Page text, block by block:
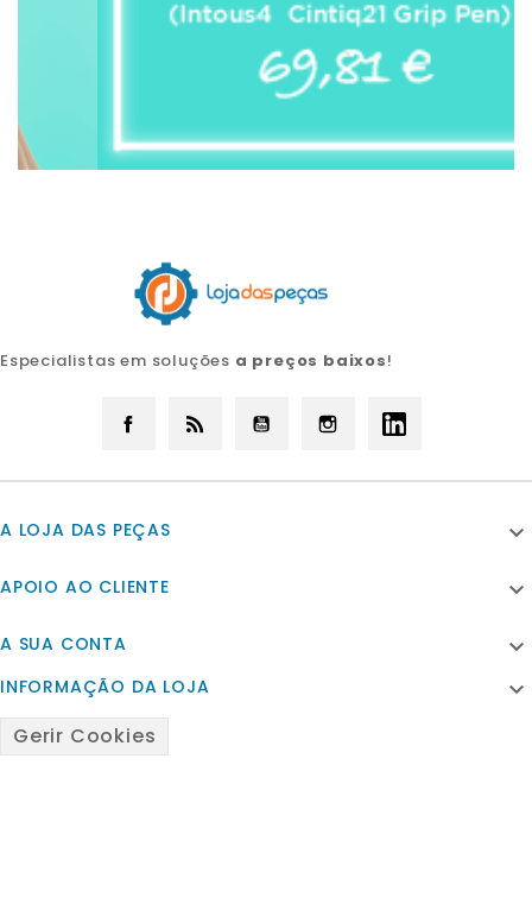
Especialistas em soluções a preços baixos!
Facebook YouTube Instagram
A LOJA DAS PEÇAS 
APOIO AO CLIENTE 
A SUA CONTA 
INFORMAÇÃO DA LOJA 
Gerir Cookies